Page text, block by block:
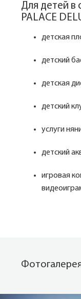
Для детей в
PALACE
детская
детский
детская
детский
услуги
детский
игровая